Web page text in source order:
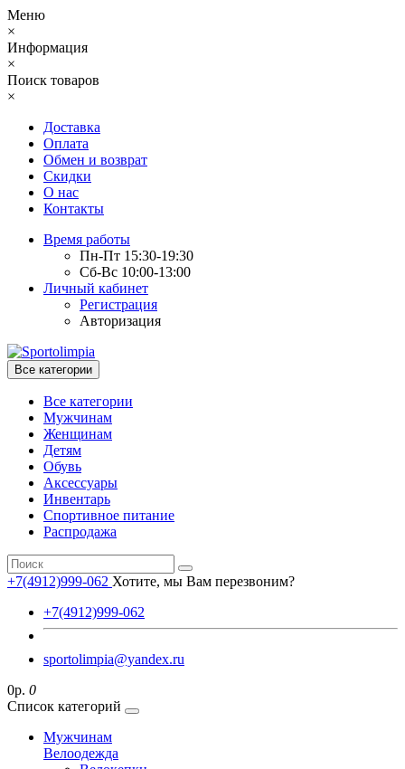
Меню
×
Информация
×
Поиск товаров
×
Доставка
Оплата
Обмен и возврат
Скидки
О нас
Контакты
Время работы
Пн-Пт 15:30-19:30
Сб-Вс 10:00-13:00
Личный кабинет
Регистрация
Авторизация
Все категории
Все категории
Мужчинам
Женщинам
Детям
Обувь
Аксессуары
Инвентарь
Спортивное питание
Распродажа
+7(4912)999-062 Хотите, мы Вам перезвоним?
+7(4912)999-062
sportolimpia@yandex.ru
0р. 0
Список категорий
Мужчинам
Велоодежда